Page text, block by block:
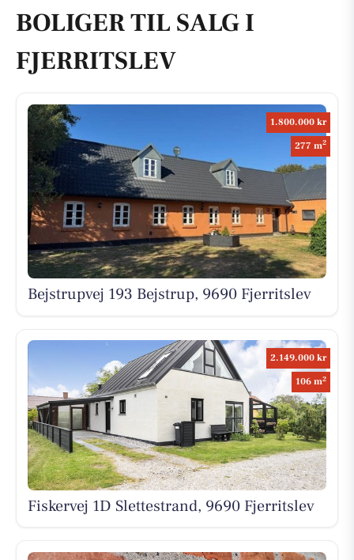
BOLIGER TIL SALG I
FJERRITSLEV
1.800.000 kr
277 m2
Bejstrupvej 193 Bejstrup, 9690 Fjerritslev
2.149.000 kr
106 m2
Fiskervej 1D Slettestrand, 9690 Fjerritslev